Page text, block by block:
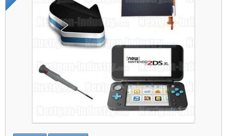
J'accepte
Je refuse
Changer mes préférences